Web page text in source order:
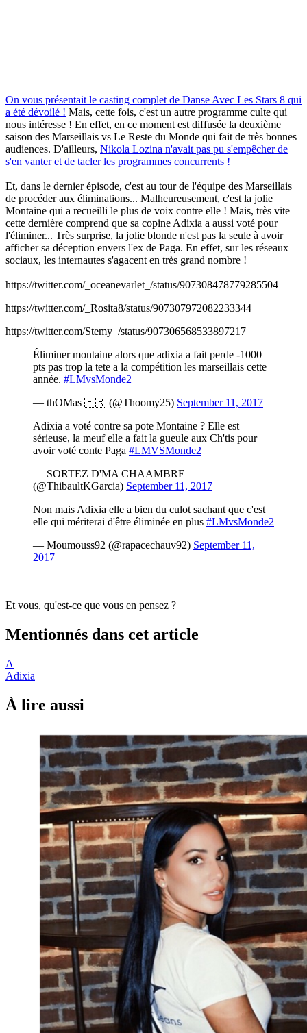
On vous présentait le casting complet de Danse Avec Les Stars 8 qui
a été dévoilé ! Mais, cette fois, c'est un autre programme culte qui
nous intéresse ! En effet, en ce moment est diffusée la deuxième
saison des Marseillais vs Le Reste du Monde qui fait de très bonnes
audiences. D'ailleurs, Nikola Lozina n'avait pas pu s'empêcher de
s'en vanter et de tacler les programmes concurrents !
Et, dans le dernier épisode, c'est au tour de l'équipe des Marseillais
de procéder aux éliminations... Malheureusement, c'est la jolie
Montaine qui a recueilli le plus de voix contre elle ! Mais, très vite
cette dernière comprend que sa copine Adixia a aussi voté pour
l'éliminer... Très surprise, la jolie blonde n'est pas la seule à avoir
afficher sa déception envers l'ex de Paga. En effet, sur les réseaux
sociaux, les internautes s'agacent en très grand nombre !
https://twitter.com/_oceanevarlet_/status/907308478779285504
https://twitter.com/_Rosita8/status/907307972082233344
https://twitter.com/Stemy_/status/907306568533897217
Éliminer montaine alors que adixia a fait perde -1000
pts pas trop la tete a la compétition les marseillais cette
année. #LMvsMonde2
— thOMas 🇫🇷 (@Thoomy25) September 11, 2017
Adixia a voté contre sa pote Montaine ? Elle est
sérieuse, la meuf elle a fait la gueule aux Ch'tis pour
avoir voté conte Paga #LMVSMonde2
— SORTEZ D'MA CHAAMBRE
(@ThibaultKGarcia) September 11, 2017
Non mais Adixia elle a bien du culot sachant que c'est
elle qui mériterai d'être éliminée en plus #LMvsMonde2
— Moumouss92 (@rapacechauv92) September 11,
2017
Et vous, qu'est-ce que vous en pensez ?
Mentionnés dans cet article
A
Adixia
À lire aussi